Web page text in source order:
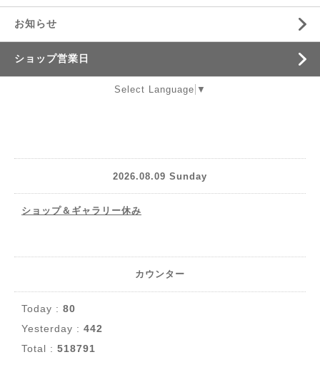
お知らせ
ショップ営業日
Select Language ▼
2026.08.09 Sunday
ショップ＆ギャラリー休み
カウンター
Today : 80
Yesterday : 442
Total : 518791